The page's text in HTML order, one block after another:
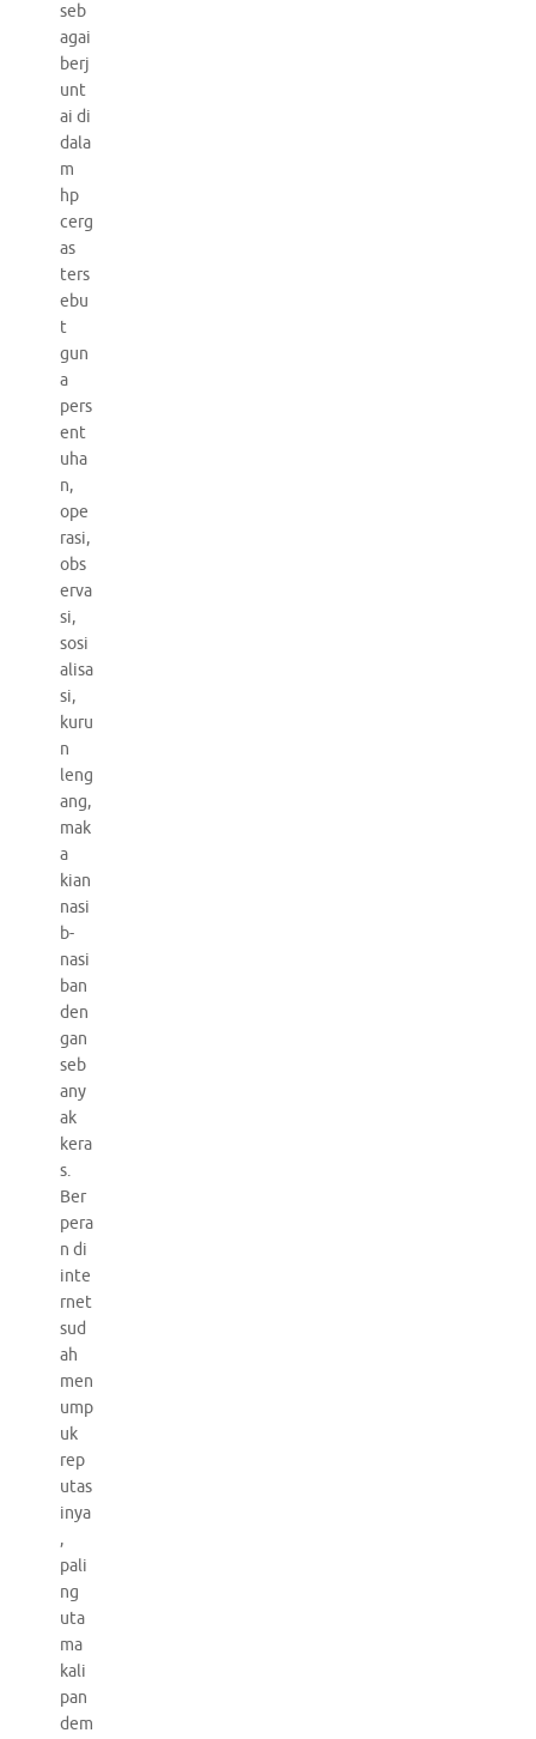
seb
agai
berj
unt
ai di
dala
m
hp
cerg
as
ters
ebu
t
gun
a
pers
ent
uha
n,
ope
rasi,
obs
erva
si,
sosi
alisa
si,
kuru
n
leng
ang,
mak
a
kian
nasi
b-
nasi
ban
den
gan
seb
any
ak
kera
s.
Ber
pera
n di
inte
rnet
sud
ah
men
ump
uk
rep
utas
inya
,
pali
ng
uta
ma
kali
pan
dem